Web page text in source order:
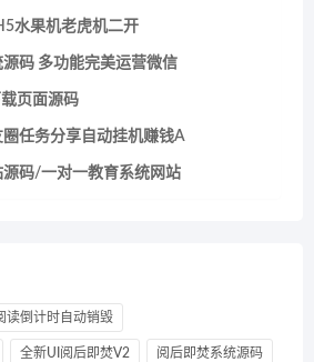
水果机老虎机二开
码 多功能完美运营微信
页面源码
任务分享自动挂机赚钱A
码/一对一教育系统网站
读倒计时自动销毁
全新UI阅后即焚V2 阅后即焚系统源码